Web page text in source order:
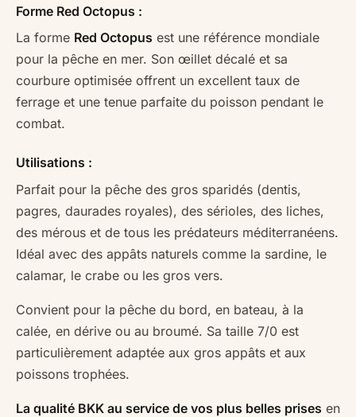
Forme Red Octopus :
La forme Red Octopus est une référence mondiale
pour la pêche en mer. Son œillet décalé et sa
courbure optimisée offrent un excellent taux de
ferrage et une tenue parfaite du poisson pendant le
combat.
Utilisations :
Parfait pour la pêche des gros sparidés (dentis,
pagres, daurades royales), des sérioles, des liches,
des mérous et de tous les prédateurs méditerranéens.
Idéal avec des appâts naturels comme la sardine, le
calamar, le crabe ou les gros vers.
Convient pour la pêche du bord, en bateau, à la
calée, en dérive ou au broumé. Sa taille 7/0 est
particulièrement adaptée aux gros appâts et aux
poissons trophées.
La qualité BKK au service de vos plus belles prises en